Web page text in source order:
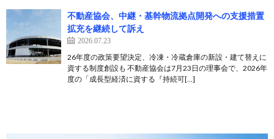
不動産協会、中継・基幹物流拠点開発への支援措置
拡充を継続して訴え
2026.07.23
26年度の政策要望決定、冷凍・冷蔵倉庫の新設・建て替えに
資する制度創設も 不動産協会は7月23日の理事会で、2026年
度の「成長型経済に資する『持続可[…]